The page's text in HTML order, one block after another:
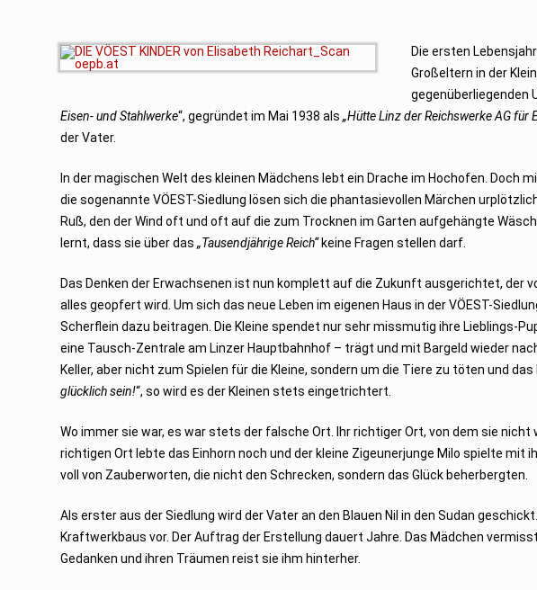
z
e
m
2
2
Die ersten
Großeltern in der
gegenüberliegenden
Eisen- und Stahlwerke“, gegründet im Mai 1938 als„Hütte Linz der Reichswerke AG
der Vater.
In der magischen Welt des kleinen Mädchens lebt ein Drache im Hochofen. Doch
die sogenannte VÖEST-Siedlung lösen sich die phantasievollen Märchen
Ruß, den der Wind oft und oft auf die zum Trocknen im Garten aufgehängte
lernt, dass sie über das„Tausendjährige Reich“keine Fragen stellen darf.
Das Denken der Erwachsenen ist nun komplett auf die Zukunft ausgerichtet, der
alles geopfert wird. Um sich das neue Leben im eigenen Haus in der VÖEST-
Scherflein dazu beitragen. Die Kleine spendet nur sehr missmutig ihre Lieblings-
eine Tausch-Zentrale am Linzer Hauptbahnhof – trägt und mit Bargeld wieder
Keller, aber nicht zum Spielen für die Kleine, sondern um die Tiere zu töten und
glücklich sein!“, so wird es der Kleinen stets eingetrichtert.
Wo immer sie war, es war stets der falsche Ort. Ihr richtiger Ort, von dem sie
richtigen Ort lebte das Einhorn noch und der kleine Zigeunerjunge Milo spielte mit
voll von Zauberworten, die nicht den Schrecken, sondern das Glück beherbergten.
Als erster aus der Siedlung wird der Vater an den Blauen Nil in den Sudan
Kraftwerkbaus vor. Der Auftrag der Erstellung dauert Jahre. Das Mädchen
Gedanken und ihren Träumen reist sie ihm hinterher.